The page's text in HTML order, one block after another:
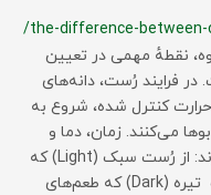
/the-difference-
نقطهٔ مهمی در تعیین
فرایند رُست، دانه‌های
کنترل شده، شروع به
می‌کنند. زمان، دما و
مسیر گرمایش تأثیر مستقیم بر طعم دارند: از رُست سبک (Light) که
طعم‌های میوه‌ای و اسیدی‌تر دارد، تا رُست تیره (Dark) که طعم‌های